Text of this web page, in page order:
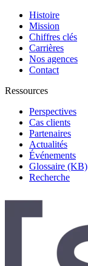
Histoire
Mission
Chiffres clés
Carrières
Nos agences
Contact
Ressources
Perspectives
Cas clients
Partenaires
Actualités
Événements
Glossaire (KB)
Recherche